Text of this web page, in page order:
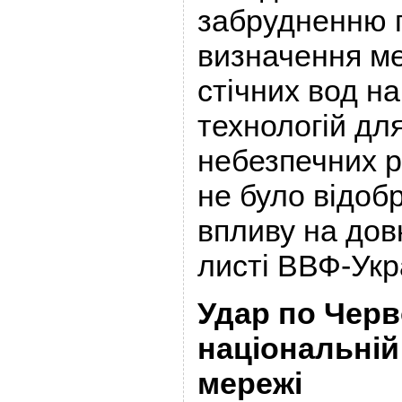
забрудненню
визначення
стічних вод
технологій
небезпечних
не було
впливу на
листі ВВФ-
Удар по
мережі